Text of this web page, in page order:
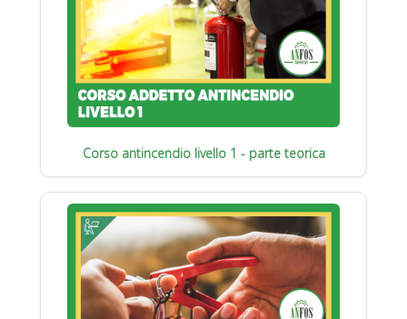
Corso antincendio livello 1 - parte teorica